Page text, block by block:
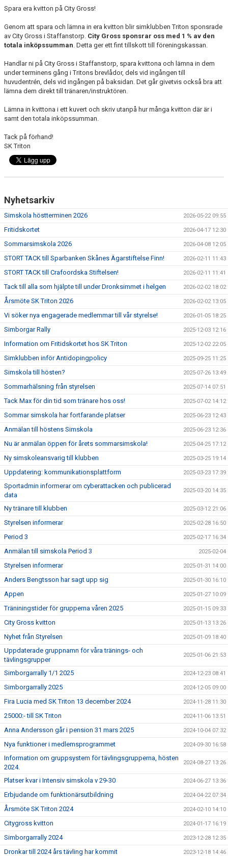
Spara era kvitton på City Gross!
Genom att spara och lämna in era kvitton blir simklubben Triton sponsrade
av City Gross i Staffanstorp. City Gross sponsrar oss med 1 % av den
totala inköpssumman. Detta ger ett fint tillskott till föreningskassan.
Handlar ni på City Gross i Staffanstorp, spara kvittona och lämna in dem
under terminens gång i Tritons brevlådor, dels vid ingången till
huvudentrén, dels vid ingången på baksidan. Det går givetvis också bra att
lämna dem direkt till tränaren/instruktören.
Lämna in kvittona i ett kuvert och skriv utanpå hur många kvitton där är i
samt den totala inköpssumman.
Tack på förhand!
SK Triton
Nyhetsarkiv
Simskola höstterminen 2026 2026-05-22 09:55
Fritidskortet 2026-04-17 12:30
Sommarsimskola 2026 2026-04-08 12:05
STORT TACK till Sparbanken Skånes Ägarstiftelse Finn! 2026-02-11 11:43
STORT TACK till Crafoordska Stiftelsen! 2026-02-11 11:41
Tack till alla som hjälpte till under Dronksimmet i helgen 2026-02-02 18:02
Årsmöte SK Triton 2026 2026-02-02 13:05
Vi söker nya engagerade medlemmar till vår styrelse! 2026-01-05 18:25
Simborgar Rally 2025-12-03 12:16
Information om Fritidskortet hos SK Triton 2025-12-02 22:05
Simklubben inför Antidopingpolicy 2025-09-25 11:25
Simskola till hösten? 2025-07-26 13:49
Sommarhälsning från styrelsen 2025-07-14 07:51
Tack Max för din tid som tränare hos oss! 2025-07-02 14:12
Sommar simskola har fortfarande platser 2025-06-23 12:43
Anmälan till höstens Simskola 2025-06-23 12:36
Nu är anmälan öppen för årets sommarsimskola! 2025-04-25 17:12
Ny simskoleansvarig till klubben 2025-03-25 19:14
Uppdatering: kommunikationsplattform 2025-03-23 17:39
Sportadmin informerar om cyberattacken och publicerad
data
2025-03-20 14:35
Ny tränare till klubben 2025-03-12 21:06
Styrelsen informerar 2025-02-28 16:50
Period 3 2025-02-17 16:34
Anmälan till simskola Period 3 2025-02-04
Styrelsen informerar 2025-01-31 14:00
Anders Bengtsson har sagt upp sig 2025-01-30 16:10
Appen 2025-01-27 10:09
Träniningstider för grupperna våren 2025 2025-01-15 09:33
City Gross kvitton 2025-01-13 13:26
Nyhet från Styrelsen 2025-01-09 18:40
Uppdaterade gruppnamn för våra tränings- och
tävlingsgrupper
2025-01-06 21:53
Simborgarrally 1/1 2025 2024-12-23 08:41
Simborgarrally 2025 2024-12-05 09:00
Fira Lucia med SK Triton 13 december 2024 2024-11-28 11:30
25000:- till SK Triton 2024-11-06 13:51
Anna Andersson går i pension 31 mars 2025 2024-10-04 07:32
Nya funktioner i medlemsprogrammet 2024-09-30 16:58
Information om gruppsystem för tävlingsgrupperna, hösten
2024.
2024-08-27 13:26
Platser kvar i Intensiv simskola v 29-30 2024-06-27 13:36
Erbjudande om funktionärsutbildning 2024-04-22 07:34
Årsmöte SK Triton 2024 2024-02-10 14:10
Citygross kvitton 2024-01-17 16:19
Simborgarrally 2024 2023-12-28 12:35
Dronkar till 2024 års tävling har kommit 2023-12-18 14:46